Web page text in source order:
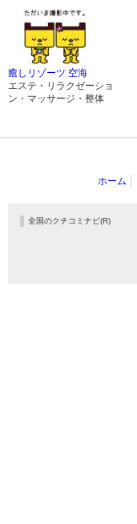
癒しリゾーツ 空海
エステ・リラクゼーショ
ン・マッサージ・整体
ホーム
全国のクチコミナビ(R)